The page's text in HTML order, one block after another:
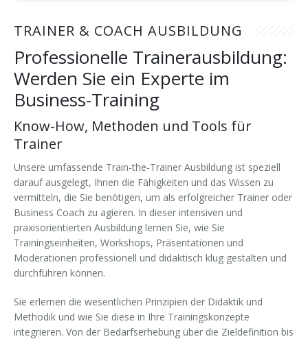
Change Leader
Keynote Speaker
Veröffentlichungen
Downloads
Presseberichte
TRAINER & COACH AUSBILDUNG
Professionelle Trainerausbildung:
Werden Sie ein Experte im
Business-Training
Know-How, Methoden und Tools für
Trainer
Unsere umfassende Train-the-Trainer Ausbildung ist speziell
darauf ausgelegt, Ihnen die Fähigkeiten und das Wissen zu
vermitteln, die Sie benötigen, um als erfolgreicher Trainer oder
Business Coach zu agieren. In dieser intensiven und
praxisorientierten Ausbildung lernen Sie, wie Sie
Trainingseinheiten, Workshops, Präsentationen und
Moderationen professionell und didaktisch klug gestalten und
durchführen können.
Sie erlernen die wesentlichen Prinzipien der Didaktik und
Methodik und wie Sie diese in Ihre Trainingskonzepte
integrieren. Von der Bedarfserhebung über die Zieldefinition bis